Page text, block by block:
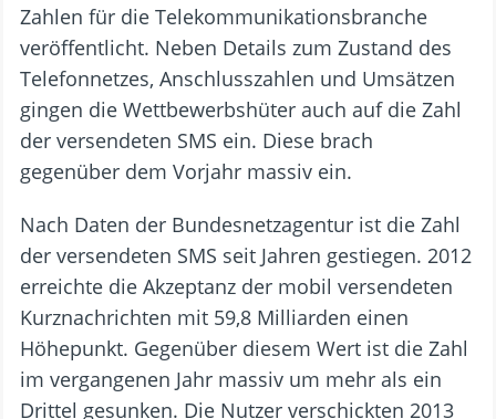
Zahlen für die Telekommunikationsbranche
veröffentlicht. Neben Details zum Zustand des
Telefonnetzes, Anschlusszahlen und Umsätzen
gingen die Wettbewerbshüter auch auf die Zahl
der versendeten SMS ein. Diese brach
gegenüber dem Vorjahr massiv ein.
Nach Daten der Bundesnetzagentur ist die Zahl
der versendeten SMS seit Jahren gestiegen. 2012
erreichte die Akzeptanz der mobil versendeten
Kurznachrichten mit 59,8 Milliarden einen
Höhepunkt. Gegenüber diesem Wert ist die Zahl
im vergangenen Jahr massiv um mehr als ein
Drittel gesunken. Die Nutzer verschickten 2013